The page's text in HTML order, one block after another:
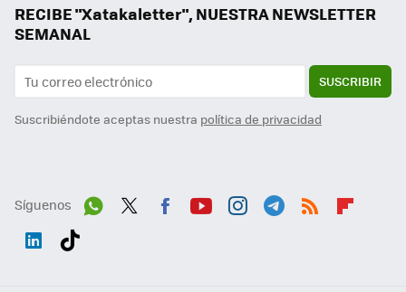
RECIBE "Xatakaletter", NUESTRA NEWSLETTER
SEMANAL
SUSCRIBIR
Suscribiéndote aceptas nuestra política de privacidad
Síguenos